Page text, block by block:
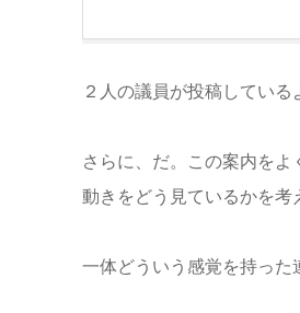
２人の議員が投稿してい
さらに、だ。この案内を
動きをどう見ているかを考
一体どういう感覚を持った